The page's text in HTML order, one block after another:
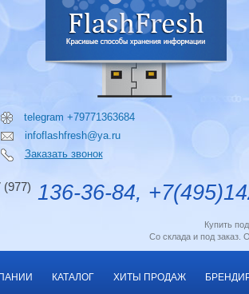
telegram +79771363684
infoflashfresh@ya.ru
Заказать звонок
(977) 136-36-84,
Купить
Со склада и под заказ.
КАТАЛОГ ХИТЫ ПРОДАЖ